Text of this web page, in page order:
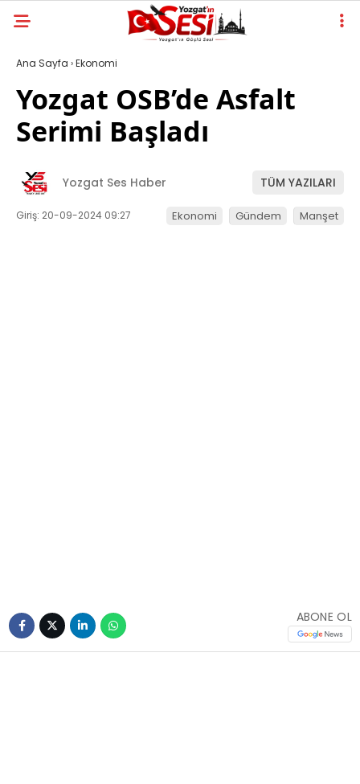
Ana Sayfa ›Ekonomi
Yozgat OSB’de Asfalt
Serimi Başladı
Yozgat Ses Haber TÜM YAZILARI
Giriş: 20-09-2024 09:27 Ekonomi Gündem Manşet
ABONE OL